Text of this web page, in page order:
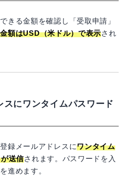
きる金額を確認し「受取申請」
金額はUSD（米ドル）で表示され
スにワンタイムパスワード
録メールアドレスにワンタイム
送信されます。パスワードを入
進めます。